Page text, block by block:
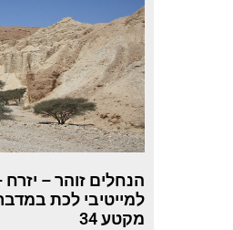
הנחלים זוהר – יזרח
למייטיבי לכת
מקטע 34